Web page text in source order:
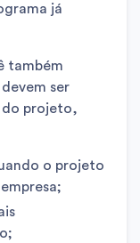
já
também
ser
do projeto,
o projeto